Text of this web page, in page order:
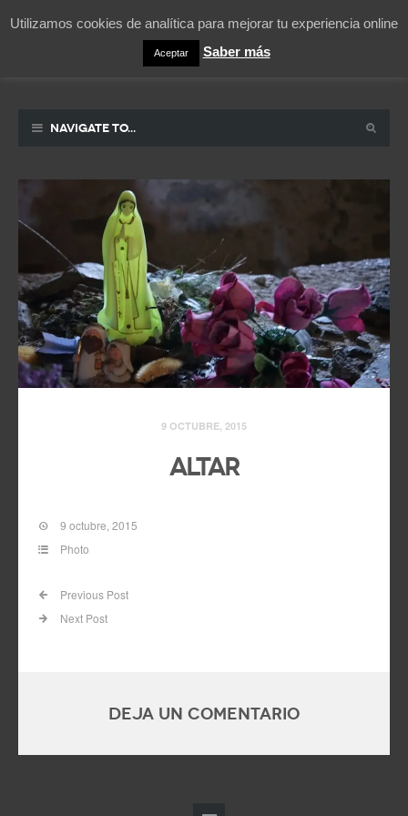
La vida contada en un sueño
Navigate to...
9 OCTUBRE, 2015
Altar
9 octubre, 2015
Photo
Previous Post
Next Post
Deja un comentario
Utilizamos cookies de analítica para mejorar tu experiencia online
Aceptar Saber más